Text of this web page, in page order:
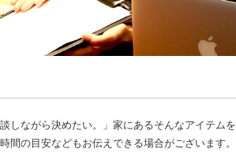
ながら決めたい。」家にあるそんなアイテム
の目安などもお伝えできる場合がございます。